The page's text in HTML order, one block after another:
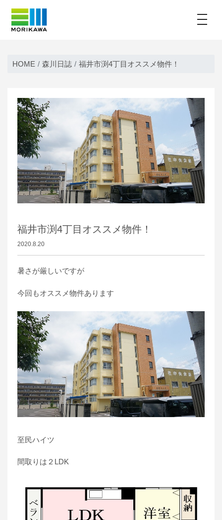
contentHOME 森川日誌 福井市渕4丁目オススメ物件！
福井市渕4丁目オススメ物件！
2020.8.20
暑さが厳しいですが
今回もオススメ物件あります
至民ハイツ
間取りは２LDK